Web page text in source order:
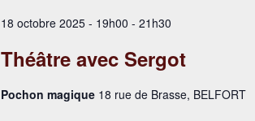
18 octobre 2025 - 19h00 - 21h30
Théâtre avec Sergot
Pochon magique 18 rue de Brasse, BELFORT